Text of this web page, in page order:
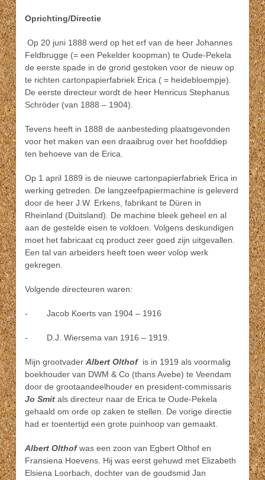
Oprichting/Directie
Op 20 juni 1888 werd op het erf van de heer Johannes
Feldbrugge (= een Pekelder koopman) te Oude-Pekela
de eerste spade in de grond gestoken voor de nieuw op
te richten cartonpapierfabriek Erica ( = heidebloempje).
De eerste directeur wordt de heer Henricus Stephanus
Schröder (van 1888 – 1904).
Tevens heeft in 1888 de aanbesteding plaatsgevonden
voor het maken van een draaibrug over het hoofddiep
ten behoeve van de Erica.
Op 1 april 1889 is de nieuwe cartonpapierfabriek Erica in
werking getreden. De langzeefpapiermachine is geleverd
door de heer J.W. Erkens, fabrikant te Düren in
Rheinland (Duitsland). De machine bleek geheel en al
aan de gestelde eisen te voldoen. Volgens deskundigen
moet het fabricaat cq product zeer goed zijn uitgevallen.
Een tal van arbeiders heeft toen weer volop werk
gekregen.
Volgende directeuren waren:
- Jacob Koerts van 1904 – 1916
- D.J. Wiersema van 1916 – 1919.
Mijn grootvader Albert Olthof is in 1919 als voormalig
boekhouder van DWM & Co (thans Avebe) te Veendam
door de grootaandeelhouder en president-commissaris
Jo Smit als directeur naar de Erica te Oude-Pekela
gehaald om orde op zaken te stellen. De vorige directie
had er toentertijd een grote puinhoop van gemaakt.
Albert Olthofwas een zoon van Egbert Olthof en
Fransiena Hoevens. Hij was eerst gehuwd met Elizabeth
Elsiena Loorbach, dochter van de goudsmid Jan